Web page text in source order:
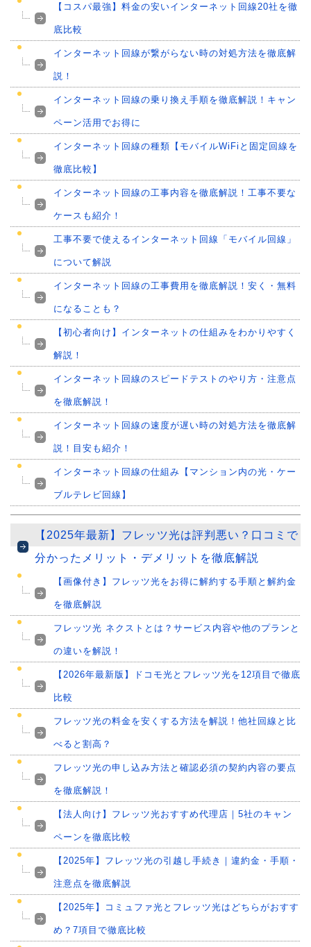
【コスパ最強】料金の安いインターネット回線20社を徹
底比較
インターネット回線が繋がらない時の対処方法を徹底解
説！
インターネット回線の乗り換え手順を徹底解説！キャン
ペーン活用でお得に
インターネット回線の種類【モバイルWiFiと固定回線を
徹底比較】
インターネット回線の工事内容を徹底解説！工事不要な
ケースも紹介！
工事不要で使えるインターネット回線「モバイル回線」
について解説
インターネット回線の工事費用を徹底解説！安く・無料
になることも？
【初心者向け】インターネットの仕組みをわかりやすく
解説！
インターネット回線のスピードテストのやり方・注意点
を徹底解説！
インターネット回線の速度が遅い時の対処方法を徹底解
説！目安も紹介！
インターネット回線の仕組み【マンション内の光・ケー
ブルテレビ回線】
【2025年最新】フレッツ光は評判悪い？口コミで
分かったメリット・デメリットを徹底解説
【画像付き】フレッツ光をお得に解約する手順と解約金
を徹底解説
フレッツ光 ネクストとは？サービス内容や他のプランと
の違いを解説！
【2026年最新版】ドコモ光とフレッツ光を12項目で徹底
比較
フレッツ光の料金を安くする方法を解説！他社回線と比
べると割高？
フレッツ光の申し込み方法と確認必須の契約内容の要点
を徹底解説！
【法人向け】フレッツ光おすすめ代理店｜5社のキャン
ペーンを徹底比較
【2025年】フレッツ光の引越し手続き｜違約金・手順・
注意点を徹底解説
【2025年】コミュファ光とフレッツ光はどちらがおすす
め？7項目で徹底比較